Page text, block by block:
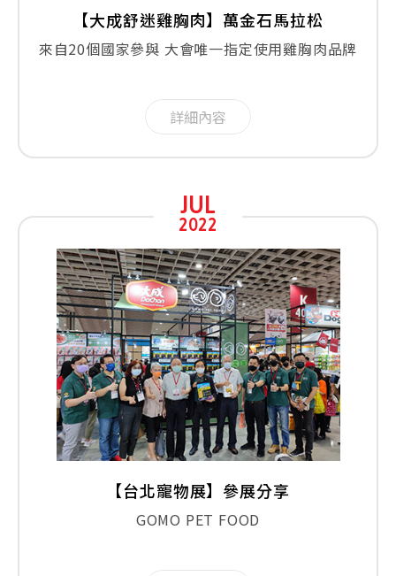
【大成舒迷雞胸肉】萬金石馬拉松
來自20個國家參與 大會唯一指定使用雞胸肉品牌
詳細內容
JUL
2022
【台北寵物展】參展分享
GOMO PET FOOD